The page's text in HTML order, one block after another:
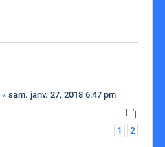
« sam. janv. 27, 2018 6:47 pm
1
2